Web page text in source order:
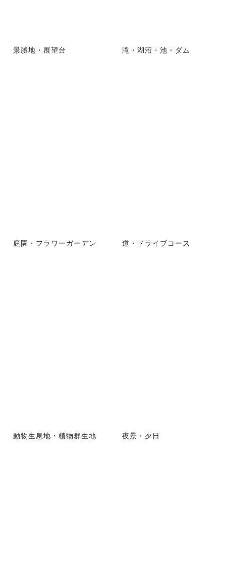
景勝地・展望台 滝・湖沼・池・ダム
庭園・フラワーガーデン 道・ドライブコース
動物生息地・植物群生地 夜景・夕日